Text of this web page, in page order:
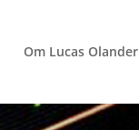
Om Lucas Olander